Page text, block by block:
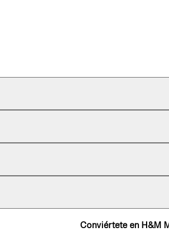
Conviértete en H&M